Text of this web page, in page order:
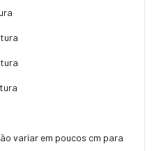
variar em poucos cm para